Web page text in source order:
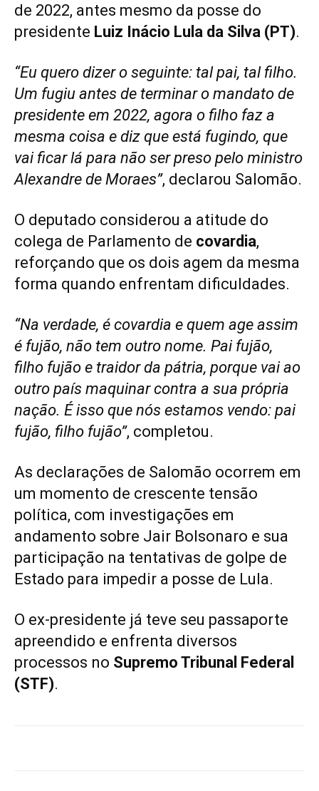
de 2022, antes mesmo da posse do
presidente Luiz Inácio Lula da Silva (PT).
“Eu quero dizer o seguinte: tal pai, tal filho.
Um fugiu antes de terminar o mandato de
presidente em 2022, agora o filho faz a
mesma coisa e diz que está fugindo, que
vai ficar lá para não ser preso pelo ministro
Alexandre de Moraes”, declarou Salomão.
O deputado considerou a atitude do
colega de Parlamento de covardia,
reforçando que os dois agem da mesma
forma quando enfrentam dificuldades.
“Na verdade, é covardia e quem age assim
é fujão, não tem outro nome. Pai fujão,
filho fujão e traidor da pátria, porque vai ao
outro país maquinar contra a sua própria
nação. É isso que nós estamos vendo: pai
fujão, filho fujão”, completou.
As declarações de Salomão ocorrem em
um momento de crescente tensão
política, com investigações em
andamento sobre Jair Bolsonaro e sua
participação na tentativas de golpe de
Estado para impedir a posse de Lula.
O ex-presidente já teve seu passaporte
apreendido e enfrenta diversos
processos no Supremo Tribunal Federal
(STF).